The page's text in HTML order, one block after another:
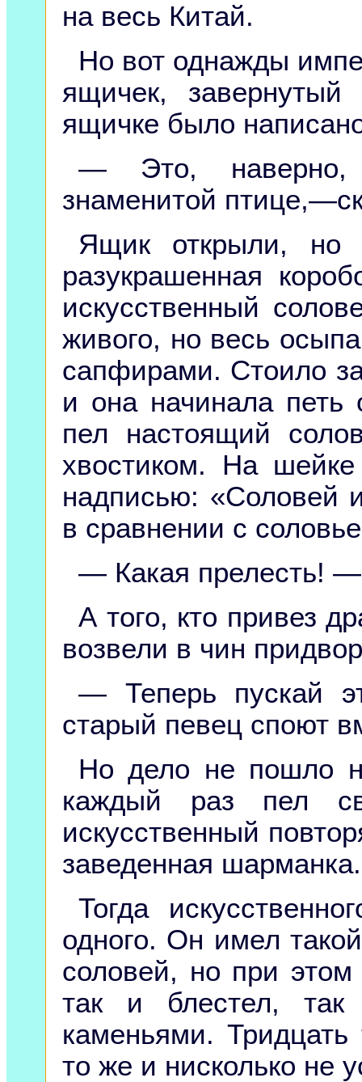
на весь Китай.
Но вот однажды
ящичек,
ящичке было
— Это,
знаменитой
Ящик открыли,
разукрашенная
искусственный
живого, но весь
сапфирами. Стоило
и она начинала петь
пел настоящий
хвостиком. На
надписью: «Соловей
в сравнении с
— Какая прелесть! —
А того, кто привез
возвели в чин
— Теперь пускай
старый певец споют
Но дело не пошло
каждый раз пел
искусственный
заведенная шарманка.
Тогда
одного. Он имел
соловей, но при
так и блестел, так
каменьями.
то же и нисколько не